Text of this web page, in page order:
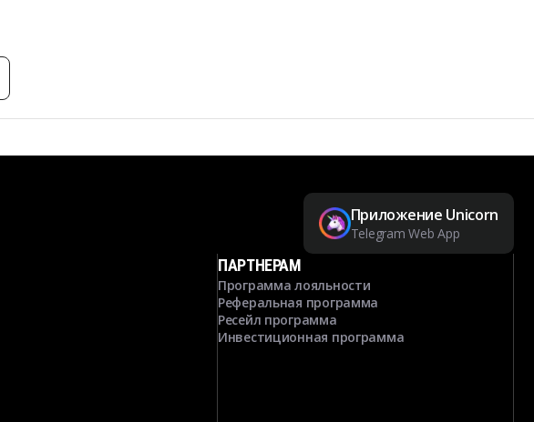
Приложение Unicorn
Telegram Web App
ПАРТНЕРАМ
Программа лояльности
Реферальная программа
Ресейл программа
Инвестиционная программа